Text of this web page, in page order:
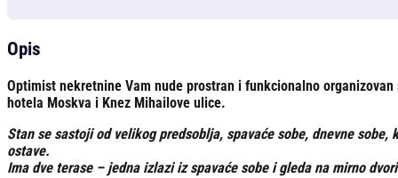
Opis
Optimist nekretnine Vam nude prostran i funkcionalno
hotela Moskva i Knez Mihailove ulice.
Stan se sastoji od velikog predsoblja, spavaće sobe, dnevne
ostave.
Ima dve terase – jedna izlazi iz spavaće sobe i gleda na mirno